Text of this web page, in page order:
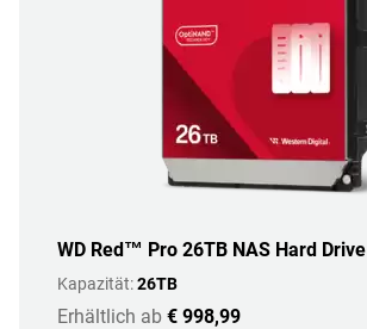
WD Red™ Pro 26TB NAS Hard Drive
Kapazität:26TB
Erhältlich ab € 998,99